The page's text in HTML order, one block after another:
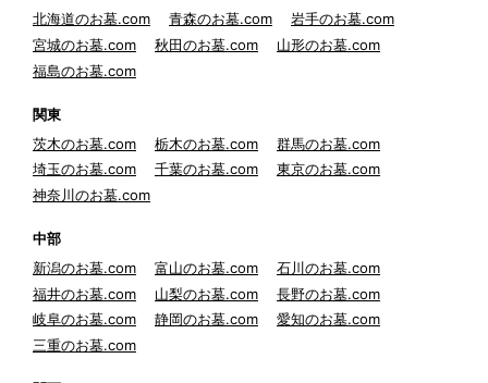
北海道のお墓.com
青森のお墓.com
岩手のお墓.com
宮城のお墓.com
秋田のお墓.com
山形のお墓.com
福島のお墓.com
関東
茨木のお墓.com
栃木のお墓.com
群馬のお墓.com
埼玉のお墓.com
千葉のお墓.com
東京のお墓.com
神奈川のお墓.com
中部
新潟のお墓.com
富山のお墓.com
石川のお墓.com
福井のお墓.com
山梨のお墓.com
長野のお墓.com
岐阜のお墓.com
静岡のお墓.com
愛知のお墓.com
三重のお墓.com